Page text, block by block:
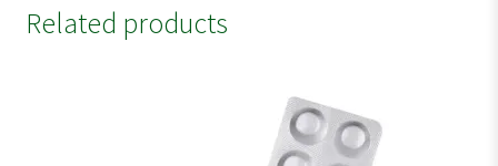
Related products